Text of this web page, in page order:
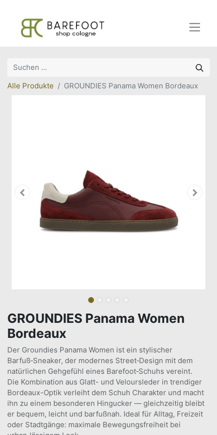
Alle Produkte GROUNDIES Panama Women Bordeaux
GROUNDIES Panama Women
Bordeaux
Der Groundies Panama Women ist ein stylischer
Barfuß‑Sneaker, der modernes Street‑Design mit dem
natürlichen Gehgefühl eines Barefoot‑Schuhs vereint.
Die Kombination aus Glatt- und Veloursleder in trendiger
Bordeaux-Optik verleiht dem Schuh Charakter und macht
ihn zu einem besonderen Hingucker — gleichzeitig bleibt
er bequem, leicht und barfußnah. Ideal für Alltag, Freizeit
oder Stadtgänge: maximale Bewegungsfreiheit bei